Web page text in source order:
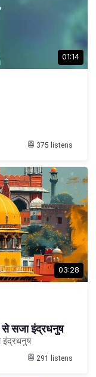
01:14
375 listens
03:28
से सजा इंद्रधनुष
इंद्रधनुष
291 listens